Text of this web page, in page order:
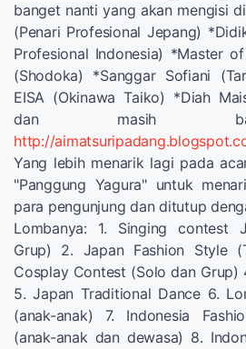
banget nanti yang akan mengisi
(Penari Profesional Jepang)
Profesional Indonesia) *Master
(Shodoka) *Sanggar Sofiani
EISA (Okinawa Taiko) *Diah
dan masih
http://
Yang lebih menarik lagi pada
"Panggung Yagura" untuk
para pengunjung dan ditutup
Lombanya: 1. Singing contest
Grup) 2. Japan Fashion Style
Cosplay Contest (Solo dan Grup)
5. Japan Traditional Dance 6.
(anak-anak) 7. Indonesia
(anak-anak dan dewasa) 8.